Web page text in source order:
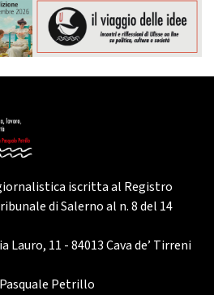
iscritta al Registro
di Salerno al n. 8 del 14
Lauro, 11 - 84013 Cava de’ Tirreni
Petrillo